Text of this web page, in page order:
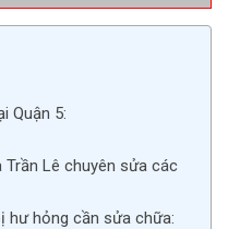
Quận 5:
Trần Lê chuyên sửa các
hư hỏng cần sửa chữa: